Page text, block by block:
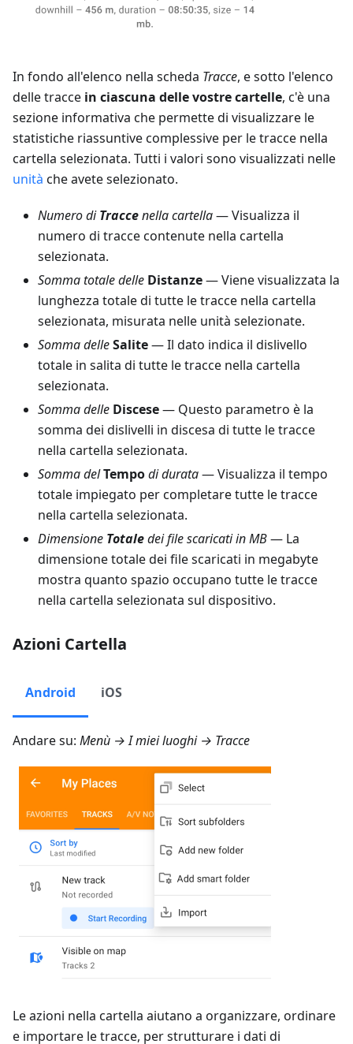
In fondo all'elenco nella scheda Tracce, e sotto l'elenco
delle tracce in ciascuna delle vostre cartelle, c'è una
sezione informativa che permette di visualizzare le
statistiche riassuntive complessive per le tracce nella
cartella selezionata. Tutti i valori sono visualizzati nelle
unità che avete selezionato.
Numero diTraccenella cartella— Visualizza il
numero di tracce contenute nella cartella
selezionata.
Somma totale delle Distanze— Viene visualizzata la
lunghezza totale di tutte le tracce nella cartella
selezionata, misurata nelle unità selezionate.
Somma delleSalite— Il dato indica il dislivello
totale in salita di tutte le tracce nella cartella
selezionata.
Somma delle Discese— Questo parametro è la
somma dei dislivelli in discesa di tutte le tracce
nella cartella selezionata.
Somma delTempodi durata— Visualizza il tempo
totale impiegato per completare tutte le tracce
nella cartella selezionata.
Dimensione Totaledei file scaricati in MB— La
dimensione totale dei file scaricati in megabyte
mostra quanto spazio occupano tutte le tracce
nella cartella selezionata sul dispositivo.
Azioni Cartella
Android iOS
Andare su: Menù → I miei luoghi → Tracce
Le azioni nella cartella aiutano a organizzare, ordinare
e importare le tracce, per strutturare i dati di